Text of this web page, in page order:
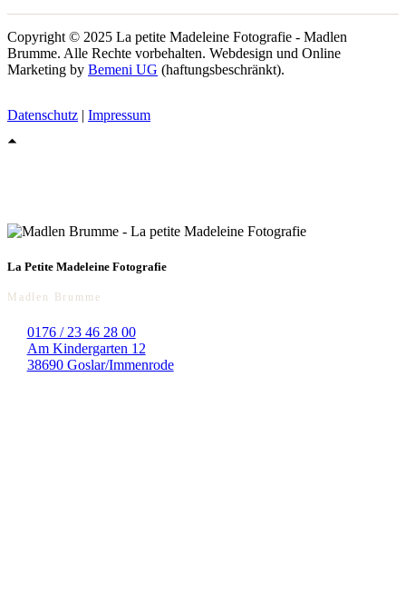
Copyright © 2025 La petite Madeleine Fotografie - Madlen
Brumme. Alle Rechte vorbehalten. Webdesign und Online
Marketing by Bemeni UG (haftungsbeschränkt).
Datenschutz | Impressum
La Petite Madeleine Fotografie
Madlen Brumme
0176 / 23 46 28 00
Am Kindergarten 12
38690 Goslar/Immenrode